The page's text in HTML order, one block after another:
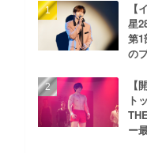
【
星
第
の
【
ト
ー